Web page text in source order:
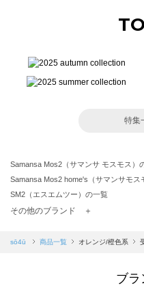
特集
Samansa Mos2（サマンサ モスモス）
Samansa Mos2 home's（サマンサモス
SM2（エスエムツー）の一覧
TSUHARU by Samansa Mos2（ツハル
Samansa Mos2 blue（サマンサモスモ
その他のブランド ＋
sō4ū 商品一覧 オレンジ/橙色系
ブラ